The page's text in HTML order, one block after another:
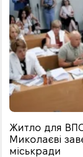
Житло для
Миколаєві
міськради